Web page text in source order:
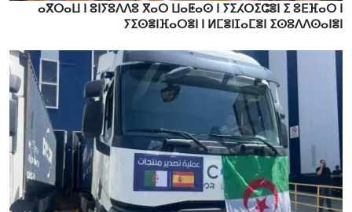
ⴰⴳⵔⴰⵡ ⵏ ⵓⵏⵢⵓⴷⴷⵓ ⴳⴰⵔ ⵡⴰⵟⴰⵙ ⵏ ⵢⵉⵃⵔⵉⵛⴻⵏ ⵉ ⵓⴹⴼⴰⵔ ⵏ
ⵢⵉⵙⴻⵏⴼⴰⵔⴻⵏ ⵏ ⵍⵎⴻⵏⵊⴰⵎⴻⵏ ⵉⵙⵓⴷⴷⵙⴰⵏⴻⵏ